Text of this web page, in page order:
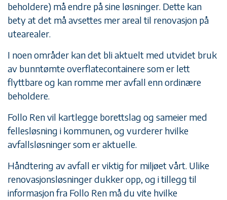
beholdere) må endre på sine løsninger. Dette kan
bety at det må avsettes mer areal til renovasjon på
utearealer.
I noen områder kan det bli aktuelt med utvidet bruk
av bunntømte overflatecontainere som er lett
flyttbare og kan romme mer avfall enn ordinære
beholdere.
Follo Ren vil kartlegge borettslag og sameier med
fellesløsning i kommunen, og vurderer hvilke
avfallsløsninger som er aktuelle.
Håndtering av avfall er viktig for miljøet vårt. Ulike
renovasjonsløsninger dukker opp, og i tillegg til
informasjon fra Follo Ren må du vite hvilke